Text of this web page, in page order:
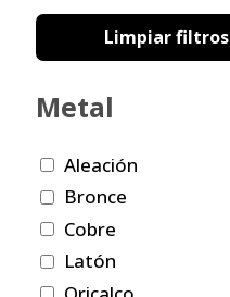
Limpiar filtros
Metal
Aleación
Bronce
Cobre
Latón